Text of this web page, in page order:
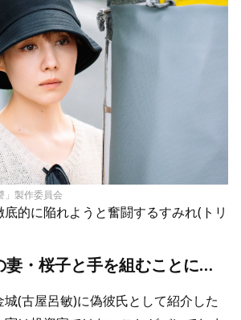
」製作委員会
的に陥れようと奮闘するすみれ(トリ
妻・桜子と手を組むことに…
(古屋呂敏)に偽彼氏として紹介した